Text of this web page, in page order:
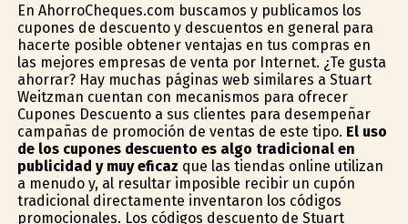
En AhorroCheques.com buscamos y publicamos los
cupones de descuento y descuentos en general para
hacerte posible obtener ventajas en tus compras en
las mejores empresas de venta por Internet. ¿Te gusta
ahorrar? Hay muchas páginas web similares a Stuart
Weitzman cuentan con mecanismos para ofrecer
Cupones Descuento a sus clientes para desempeñar
campañas de promoción de ventas de este tipo. El uso
de los cupones descuento es algo tradicional en
publicidad y muy eficaz que las tiendas online utilizan
a menudo y, al resultar imposible recibir un cupón
tradicional directamente inventaron los códigos
promocionales. Los códigos descuento de Stuart